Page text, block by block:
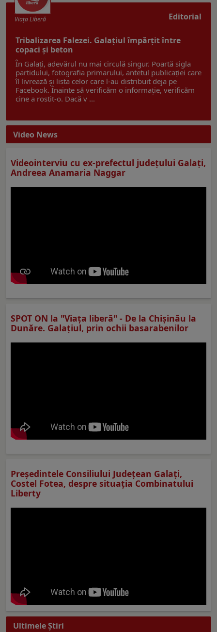
Editorial
Viaţa Liberă
Tribalizarea Falezei. Galațiul împărțit între
copaci și beton
În Galați, adevărul nu mai circulă singur. Poartă sigla
partidului, fotografia primarului, antetul publicației care
îl livrează și lista celor care l-au distribuit deja pe
Facebook. Înainte să verificăm o informație, verificăm
cine a rostit-o. Dacă v ...
Video News
Videointerviu cu ex-prefectul judeţului Galaţi,
Andreea Anamaria Naggar
SPOT ON la "Viaţa liberă" - De la Chișinău la
Dunăre. Galațiul, prin ochii basarabenilor
Preşedintele Consiliului Judeţean Galaţi,
Costel Fotea, despre situaţia Combinatului
Liberty
Ultimele Ştiri